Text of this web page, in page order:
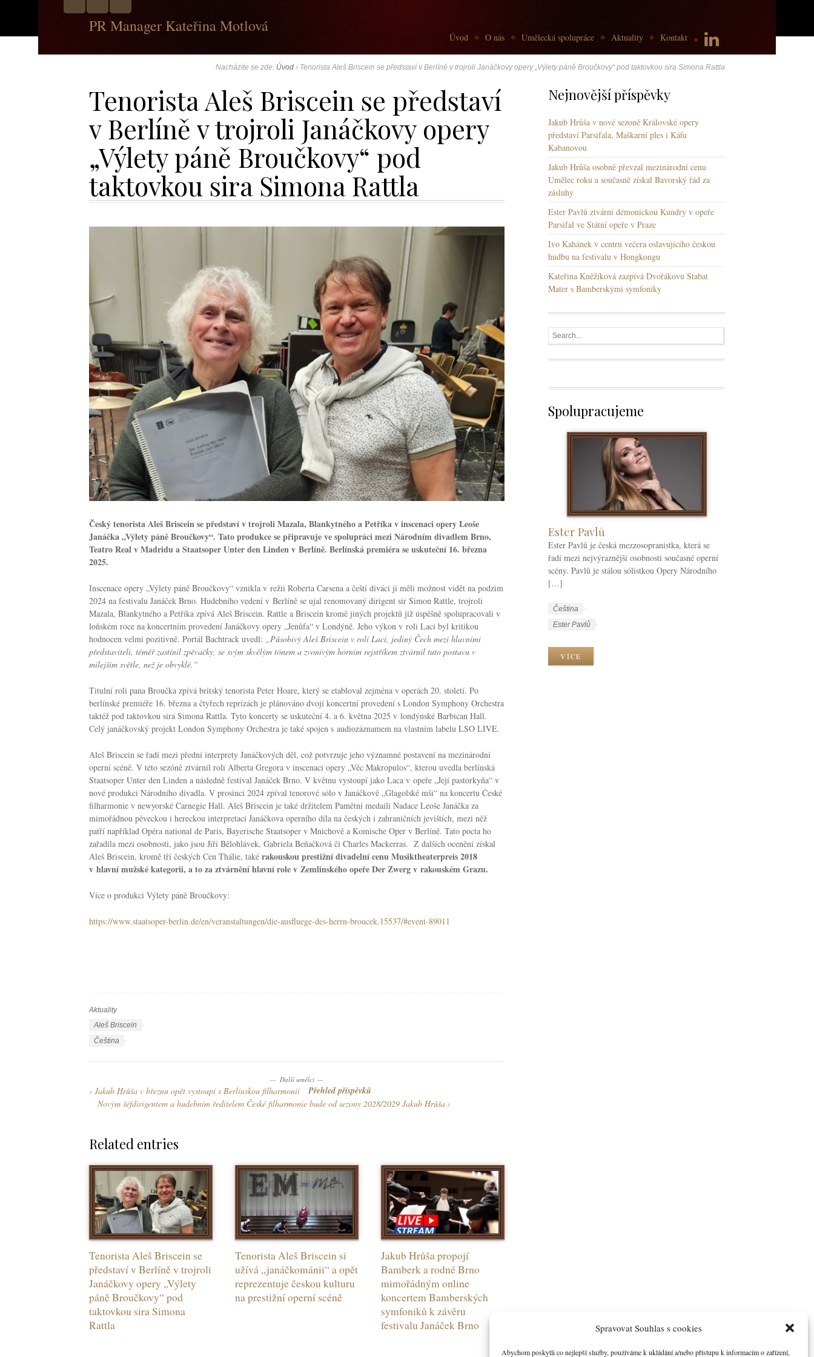
Spravovat Souhlas s cookies
Abychom poskytli co nejlepší služby, používáme k ukládání a/nebo přístupu k informacím o zařízení,
PR Manager Kateřina Motlová Go to:
Úvod O nás Umělecká spolupráce Aktuality Kontakt
Nacházíte se zde: Úvod › Tenorista Aleš Briscein se představí v Berlíně v trojroli Janáčkovy opery „Výlety páně Broučkovy“ pod taktovkou sira Simona Rattla
Tenorista Aleš Briscein se představí
v Berlíně v trojroli Janáčkovy opery
„Výlety páně Broučkovy“ pod
taktovkou sira Simona Rattla
Český tenorista Aleš Briscein se představí v trojroli Mazala, Blankytného a Petříka v inscenaci opery Leoše
Janáčka „Výlety páně Broučkovy“. Tato produkce se připravuje ve spolupráci mezi Národním divadlem Brno,
Teatro Real v Madridu a Staatsoper Unter den Linden v Berlíně. Berlínská premiéra se uskuteční 16. března
2025.
Inscenace opery „Výlety páně Broučkovy“ vznikla v režii Roberta Carsena a čeští diváci ji měli možnost vidět na podzim
2024 na festivalu Janáček Brno. Hudebního vedení v Berlíně se ujal renomovaný dirigent sir Simon Rattle, trojroli
Mazala, Blankytného a Petříka zpívá Aleš Briscein. Rattle a Briscein kromě jiných projektů již úspěšně spolupracovali v
loňském roce na koncertním provedení Janáčkovy opery „Jenůfa“ v Londýně. Jeho výkon v roli Laci byl kritikou
hodnocen velmi pozitivně. Portál Bachtrack uvedl:
„Působivý Aleš Briscein v roli Laci, jediný Čech mezi hlavními
představiteli, téměř zastínil zpěvačky, se svým skvělým tónem a zvonivým horním rejstříkem ztvárnil tuto postavu v
milejším světle, než je obvyklé.“
Titulní roli pana Broučka zpívá britský tenorista Peter Hoare, který se etabloval zejména v operách 20. století. Po
berlínské premiéře 16. března a čtyřech reprízách je plánováno dvojí koncertní provedení s London Symphony Orchestra
taktéž pod taktovkou sira Simona Rattla. Tyto koncerty se uskuteční 4. a 6. května 2025 v londýnské Barbican Hall.
Celý janáčkovský projekt London Symphony Orchestra je také spojen s audiozáznamem na vlastním labelu LSO LIVE.
Aleš Briscein se řadí mezi přední interprety Janáčkových děl, což potvrzuje jeho významné postavení na mezinárodní
operní scéně. V této sezóně ztvárnil roli Alberta Gregora v inscenaci opery „Věc Makropulos“, kterou uvedla berlínská
Staatsoper Unter den Linden a následně festival Janáček Brno. V květnu vystoupí jako Laca v opeře „Její pastorkyňa“ v
nové produkci Národního divadla. V prosinci 2024 zpíval tenorové sólo v Janáčkově „Glagolské mši“ na koncertu České
filharmonie v newyorské Carnegie Hall. ​Aleš Briscein je také držitelem Pamětní medaili Nadace Leoše Janáčka za
mimořádnou pěveckou i hereckou interpretaci Janáčkova operního díla na českých i zahraničních jevištích, mezi něž
patří například Opéra national de Paris, Bayerische Staatsoper v Mnichově a Komische Oper v Berlíně. Tato pocta ho
zařadila mezi osobnosti, jako jsou Jiří Bělohlávek, Gabriela Beňačková či Charles Mackerras. Z dalších ocenění získal
Aleš Briscein, kromě tří českých Cen Thálie, také rakouskou prestižní divadelní cenu Musiktheaterpreis 2018
v hlavní mužské kategorii, a to za ztvárnění hlavní role v Zemlinského opeře Der Zwerg v rakouském Grazu.
Více o produkci Výlety páně Broučkovy:
https://www.staatsoper-berlin.de/en/veranstaltungen/die-ausfluege-des-herrn-broucek.15537/#event-89011
R
i
y
Aktuality
Š
y
Aleš Briscein
k
Čeština
Další umělci
Jakub Hrůša v březnu opět vystoupí s Berlínskou filharmonií Přehled příspěvků
Novým šéfdirigentem a hudebním ředitelem České filharmonie bude od sezony 2028/2029 Jakub Hrůša
Related entries
Tenorista Aleš Briscein se
představí v Berlíně v trojroli
Janáčkovy opery „Výlety
páně Broučkovy“ pod
taktovkou sira Simona
Rattla
Tenorista Aleš Briscein si
užívá „janáčkománii“ a opět
reprezentuje českou kulturu
na prestižní operní scéně
Jakub Hrůša propojí
Bamberk a rodné Brno
mimořádným online
koncertem Bamberských
symfoniků k závěru
festivalu Janáček Brno
Nejnovější příspěvky
Jakub Hrůša v nové sezoně Královské opery
představí Parsifala, Maškarní ples i Káťu
Kabanovou
Jakub Hrůša osobně převzal mezinárodní cenu
Umělec roku a současně získal Bavorský řád za
zásluhy
Ester Pavlů ztvární démonickou Kundry v opeře
Parsifal ve Státní opeře v Praze
Ivo Kahánek v centru večera oslavujícího českou
hudbu na festivalu v Hongkongu
Kateřina Kněžíková zazpívá Dvořákovu Stabat
Mater s Bamberskými symfoniky
Spolupracujeme
Ester Pavlů
Ester Pavlů je česká mezzosopranistka, která se
řadí mezi nejvýraznější osobnosti současné operní
scény. Pavlů je stálou sólistkou Opery Národního
[…]
W
k
y
Čeština
W
k
Ester Pavlů
VÍCE